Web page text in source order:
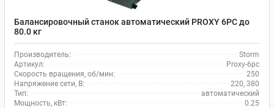
Балансировочный станок автоматический PROXY 6РC до
80.0 кг
Производитель:
Storm
Артикул:
Proxy-6pc
Скорость вращения, об/мин:
250
Напряжение сети, В:
220, 380
Тип:
автоматический
Мощность, кВт:
0.25